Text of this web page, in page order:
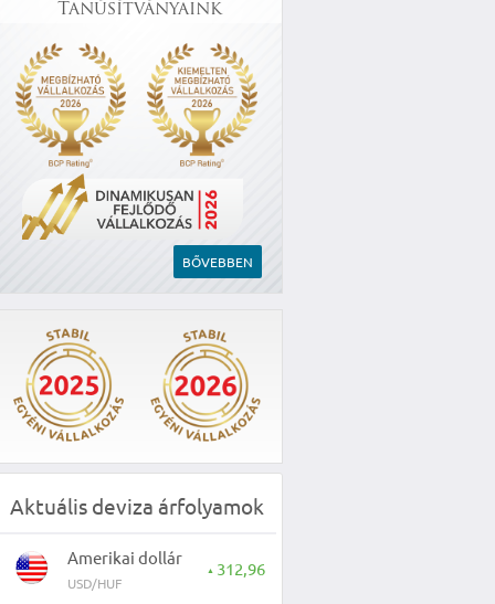
Tanúsítványaink
BŐVEBBEN
Aktuális deviza árfolyamok
Amerikai dollár
USD/HUF
▲ 312,96